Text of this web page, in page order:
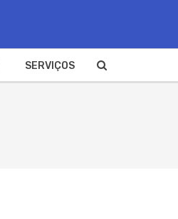
SERVIÇOS